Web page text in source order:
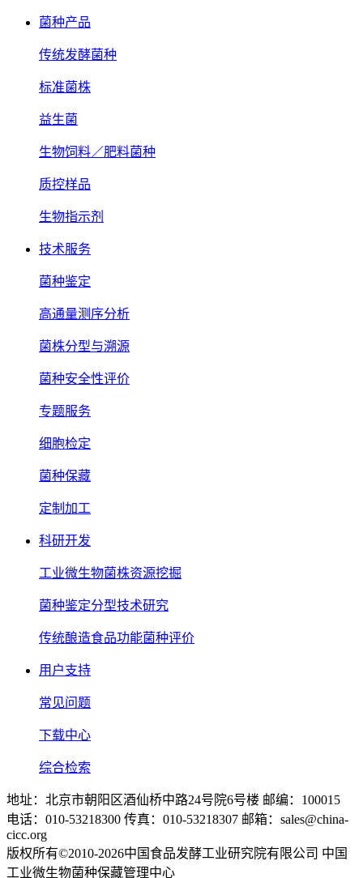
菌种产品
传统发酵菌种
标准菌株
益生菌
生物饲料／肥料菌种
质控样品
生物指示剂
技术服务
菌种鉴定
高通量测序分析
菌株分型与溯源
菌种安全性评价
专题服务
细胞检定
菌种保藏
定制加工
科研开发
工业微生物菌株资源挖掘
菌种鉴定分型技术研究
传统酿造食品功能菌种评价
用户支持
常见问题
下载中心
综合检索
地址：北京市朝阳区酒仙桥中路24号院6号楼 邮编：100015
电话：010-53218300 传真：010-53218307 邮箱：sales@china-
cicc.org
版权所有©2010-2026中国食品发酵工业研究院有限公司 中国
工业微生物菌种保藏管理中心